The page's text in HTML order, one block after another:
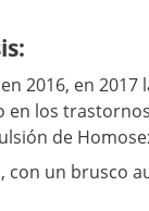
2016, en 2017
en los
de
con un brusco